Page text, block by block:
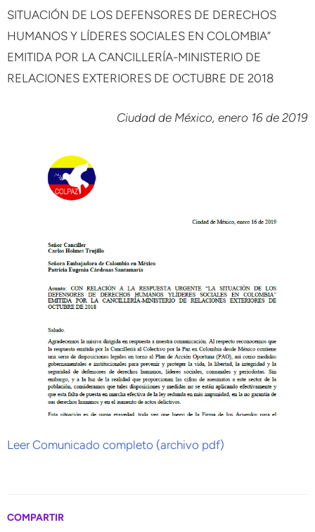
SITUACIÓN DE LOS DEFENSORES DE DERECHOS
HUMANOS Y LÍDERES SOCIALES EN COLOMBIA”
EMITIDA POR LA CANCILLERÍA-MINISTERIO DE
RELACIONES EXTERIORES DE OCTUBRE DE 2018
Ciudad de México, enero 16 de 2019
Leer Comunicado completo (archivo pdf)
COMPARTIR